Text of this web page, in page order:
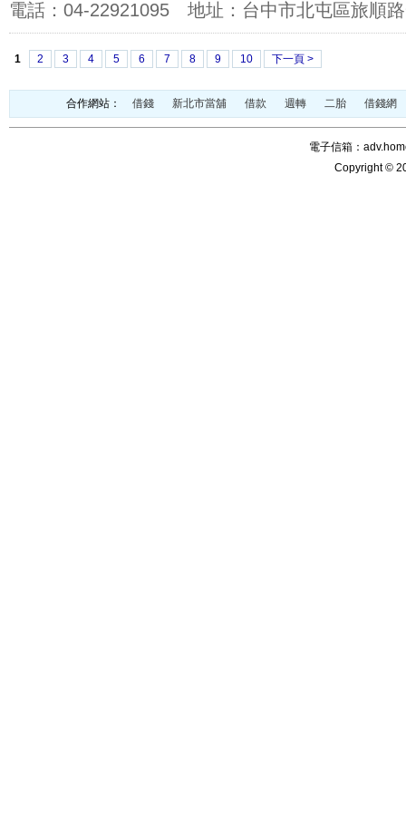
電話： 04-22921095 地址： 台中市北屯區旅順
1 2 3 4 5 6 7 8 9 10 下一頁 >
合作網站： 借錢 新北市當舖 借款 週轉 二胎 借錢網
電子信箱：
Copyright ©